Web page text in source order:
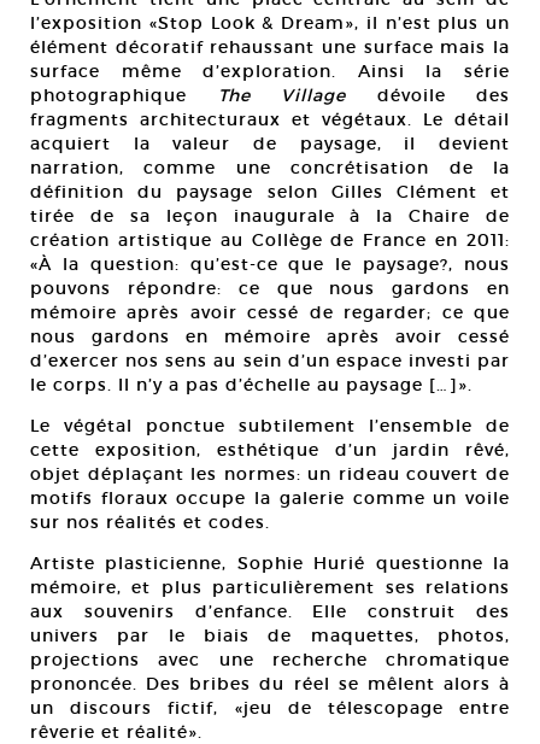
l’exposition «Stop Look & Dream», il n’est plus un
élément décoratif rehaussant une surface mais la
surface même d’exploration. Ainsi la série
photographique
The Village dévoile des
fragments architecturaux et végétaux. Le détail
acquiert la valeur de paysage, il devient
narration, comme une concrétisation de la
définition du paysage selon Gilles Clément et
tirée de sa leçon inaugurale à la Chaire de
création artistique au Collège de France en 2011:
«À la question: qu’est-ce que le paysage?, nous
pouvons répondre: ce que nous gardons en
mémoire après avoir cessé de regarder; ce que
nous gardons en mémoire après avoir cessé
d’exercer nos sens au sein d’un espace investi par
le corps. Il n’y a pas d’échelle au paysage […]».
Le végétal ponctue subtilement l’ensemble de
cette exposition, esthétique d’un jardin rêvé,
objet déplaçant les normes: un rideau couvert de
motifs floraux occupe la galerie comme un voile
sur nos réalités et codes.
Artiste plasticienne, Sophie Hurié questionne la
mémoire, et plus particulièrement ses relations
aux souvenirs d’enfance. Elle construit des
univers par le biais de maquettes, photos,
projections avec une recherche chromatique
prononcée. Des bribes du réel se mêlent alors à
un discours fictif, «jeu de télescopage entre
rêverie et réalité».